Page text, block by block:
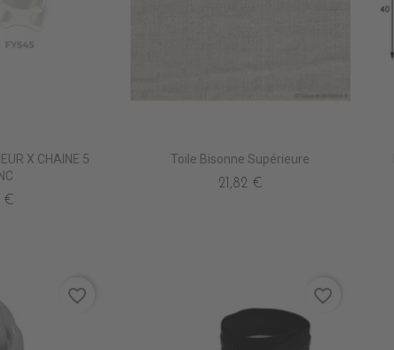
X CHAINE 5
€
Toile Bisonne Supérieure
21,82 €
favorite_border favorite_border